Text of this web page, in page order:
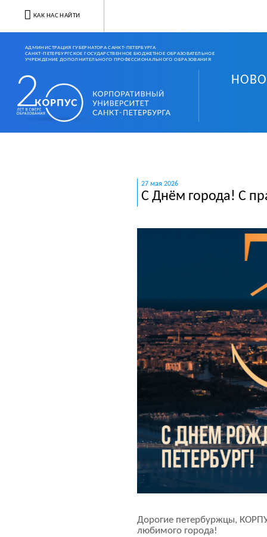
АДМИНИСТРАЦИЯ ГУБЕРНАТОРА САНКТ-ПЕТЕРБУРГА
САНКТ-ПЕТЕРБУРГСКОЕ ГОСУДАРСТВЕННОЕ БЮДЖЕТНОЕ ОБРАЗОВАТЕЛЬНОЕ
УЧРЕЖДЕНИЕ ДОПОЛНИТЕЛЬНОГО ПРОФЕССИОНАЛЬНОГО ОБРАЗОВАНИЯ
Корпоративный
КАК НАС НАЙТИ
27 мая 2026
С Днём города! C
Дорогие петербуржцы,
любимого города!